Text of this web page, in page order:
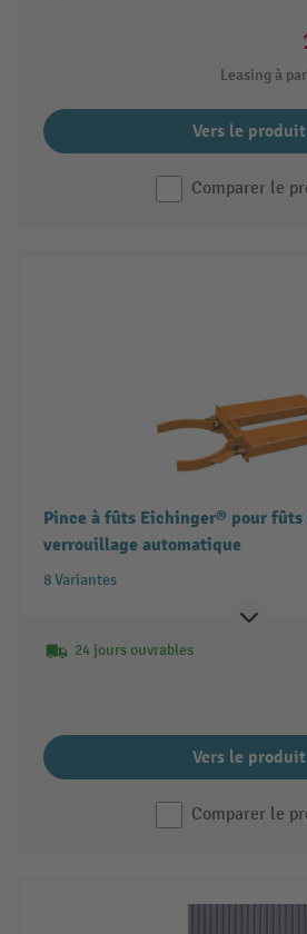
Leasing à
Vers le produit
Comparer le
Pince à fûts Eichinger® pour fûts
verrouillage automatique
8 Variantes
24 jours ouvrables
Vers le produit
Comparer le